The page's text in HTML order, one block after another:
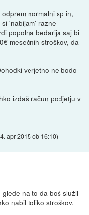
normalni sp in,
'nabijam' razne
popolna bedarija saj bi
mesečnih stroškov, da
verjetno ne bodo
izdaš račun podjetju v
apr 2015 ob 16:10)
na to da boš služil
nabil toliko stroškov.